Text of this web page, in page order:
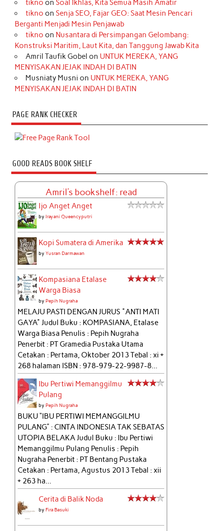
tikno on Soal Ikhlas, Kita Semua Masih Amatir
tikno on Senja SEO, Fajar GEO: Saat Mesin Pencari
Berganti Menjadi Mesin Penjawab
tikno on Nusantara di Persimpangan Gelombang:
Konstruksi Maritim, Laut Kita, dan Tanggung Jawab Kita
Amril Taufik Gobel on UNTUK MEREKA, YANG
MENYISAKAN JEJAK INDAH DI BATIN
Musniaty Musni on UNTUK MEREKA, YANG
MENYISAKAN JEJAK INDAH DI BATIN
PAGE RANK CHECKER
GOOD READS BOOK SHELF
Amril's bookshelf: read
Ijo Anget Anget
byIrayani Queencyputri
Kopi Sumatera di Amerika
byYusran Darmawan
Kompasiana Etalase
Warga Biasa
byPepih Nugraha
MELAJU PASTI DENGAN JURUS "ANTI MATI
GAYA" Judul Buku : KOMPASIANA, Etalase
Warga Biasa Penulis : Pepih Nugraha
Penerbit : PT Gramedia Pustaka Utama
Cetakan : Pertama, Oktober 2013 Tebal : xi +
268 halaman ISBN : 978-979-22-9987-8...
Ibu Pertiwi Memanggilmu
Pulang
byPepih Nugraha
BUKU “IBU PERTIWI MEMANGGILMU
PULANG” : CINTA INDONESIA TAK SEBATAS
UTOPIA BELAKA Judul Buku : Ibu Pertiwi
Memanggilmu Pulang Penulis : Pepih
Nugraha Penerbit : PT Bentang Pustaka
Cetakan : Pertama, Agustus 2013 Tebal : xii
+ 263 ha...
Cerita di Balik Noda
byFira Basuki